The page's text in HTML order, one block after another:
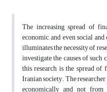
The increasing spread of
economic, and even social
illuminates the necessity of
investigate the causes of
this research is the spread
Iranian society. The